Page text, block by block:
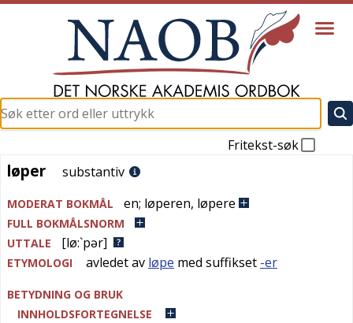
Fritekst-søk
løper
løper substantiv
MODERAT BOKMÅL en; løperen, løpere
FULL BOKMÅLSNORM
UTTALE
[lø:`pər]
ETYMOLOGI avledet av løpe med suffikset -er
BETYDNING OG BRUK
INNHOLDSFORTEGNELSE